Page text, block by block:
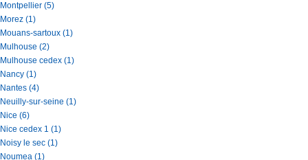
Montpellier (5)
Morez (1)
Mouans-sartoux (1)
Mulhouse (2)
Mulhouse cedex (1)
Nancy (1)
Nantes (4)
Neuilly-sur-seine (1)
Nice (6)
Nice cedex 1 (1)
Noisy le sec (1)
Noumea (1)